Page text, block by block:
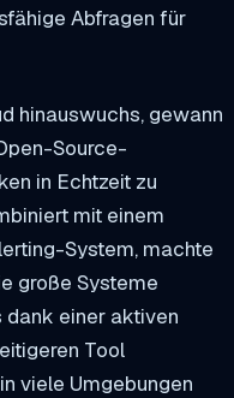
Abfragen für
hinauswuchs, gewann
Source-
in Echtzeit zu
mit einem
System, machte
große Systeme
dank einer aktiven
Tool
viele Umgebungen